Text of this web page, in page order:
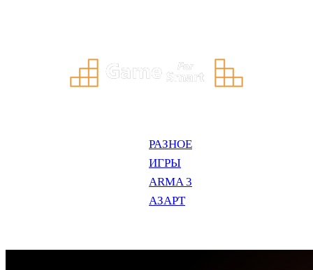
РАЗНОЕ
ИГРЫ
ARMA 3
АЗАРТ